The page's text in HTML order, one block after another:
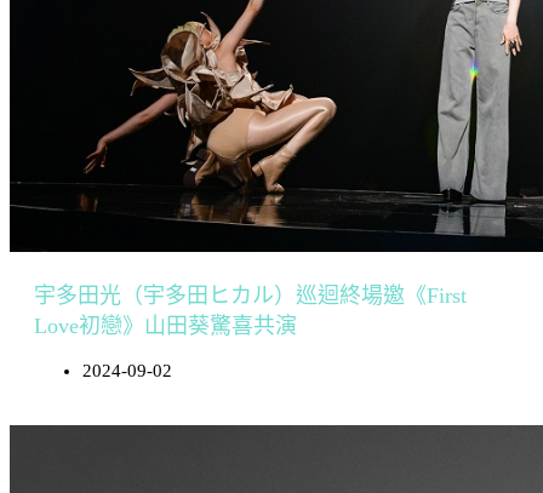
宇多田光（宇多田ヒカル）巡迴終場邀《First
Love初戀》山田葵驚喜共演
2024-09-02